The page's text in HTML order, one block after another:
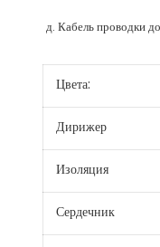
Цвета:
Дирижер
Изоляция
Сердечник